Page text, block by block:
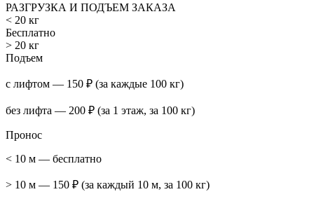
РАЗГРУЗКА И ПОДЪЕМ ЗАКАЗА
< 20 кг
Бесплатно
> 20 кг
Подъем
с лифтом — 150 ₽ (за каждые 100 кг)
без лифта — 200 ₽ (за 1 этаж, за 100 кг)
Пронос
< 10 м — бесплатно
> 10 м — 150 ₽ (за каждый 10 м, за 100 кг)